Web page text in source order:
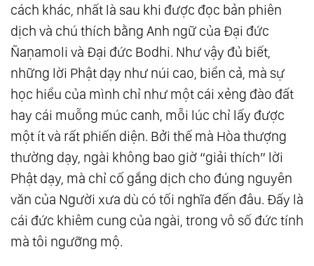
cách khác, nhất là sau khi được đọc bản phiên
dịch và chú thích bằng Anh ngữ của Đại đức
Ñaṇamoli và Đại đức Bodhi. Như vậy đủ biết,
những lời Phật dạy như núi cao, biển cả, mà sự
học hiểu của mình chỉ như một cái xẻng đào đất
hay cái muỗng múc canh, mỗi lúc chỉ lấy được
một ít và rất phiến diện. Bởi thế mà Hòa thượng
thường dạy, ngài không bao giờ “giải thích” lời
Phật dạy, mà chỉ cố gắng dịch cho đúng nguyên
văn của Người xưa dù có tối nghĩa đến đâu. Đấy là
cái đức khiêm cung của ngài, trong vô số đức tính
mà tôi ngưỡng mộ.